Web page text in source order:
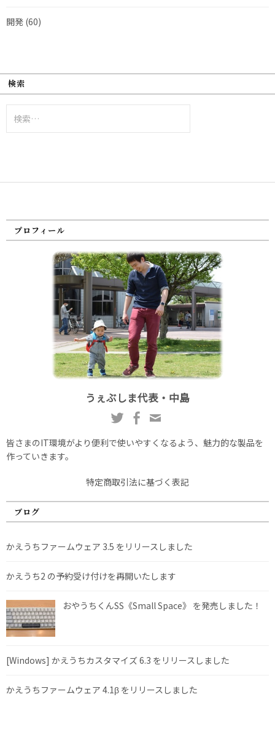
開発 (60)
検索
索:
プロフィール
うぇぶしま代表・中島
皆さまのIT環境がより便利で使いやすくなるよう、魅力的な製品を
作っていきます。
特定商取引法に基づく表記
ブログ
かえうちファームウェア 3.5 をリリースしました
かえうち2 の予約受け付けを再開いたします
おやうちくんSS《Small Space》 を発売しました！
[Windows] かえうちカスタマイズ 6.3 をリリースしました
かえうちファームウェア 4.1β をリリースしました